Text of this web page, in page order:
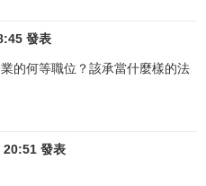
主管和來自四面八方的牽
事務。CEO做出總體決策
類企業，在其發展壯大的
發表
的何等職位？該承當什麼樣的法
20:51 發表